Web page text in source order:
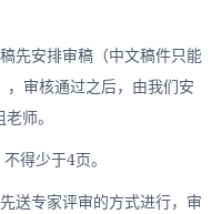
先安排审稿（中文稿件只能
审核通过之后，由我们安
师。
得少于4页。
送专家评审的方式进行，审